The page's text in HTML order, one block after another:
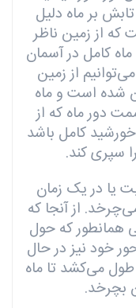
بر ماه دلیل
که از زمین ناظر
کامل در آسمان
از زمین
شده است و ماه
دور ماه که از
کامل باشد
سپری کند.
ثابت یا در یک زمان
از آنجا که
همانطور که حول
خود نیز در حال
از این منظر 29 روز طول می‌کشد تا ماه
بچرخد.